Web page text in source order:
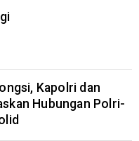
Kapolri dan
Hubungan Polri-